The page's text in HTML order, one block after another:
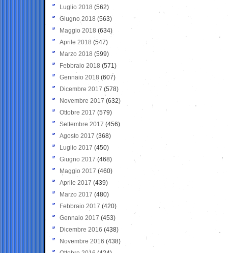
Luglio 2018 (562)
Giugno 2018 (563)
Maggio 2018 (634)
Aprile 2018 (547)
Marzo 2018 (599)
Febbraio 2018 (571)
Gennaio 2018 (607)
Dicembre 2017 (578)
Novembre 2017 (632)
Ottobre 2017 (579)
Settembre 2017 (456)
Agosto 2017 (368)
Luglio 2017 (450)
Giugno 2017 (468)
Maggio 2017 (460)
Aprile 2017 (439)
Marzo 2017 (480)
Febbraio 2017 (420)
Gennaio 2017 (453)
Dicembre 2016 (438)
Novembre 2016 (438)